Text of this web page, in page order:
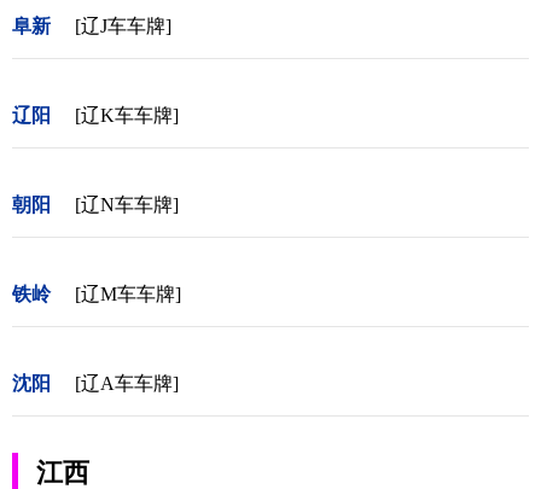
阜新 [辽J车车牌]
辽阳 [辽K车车牌]
朝阳 [辽N车车牌]
铁岭 [辽M车车牌]
沈阳 [辽A车车牌]
江西